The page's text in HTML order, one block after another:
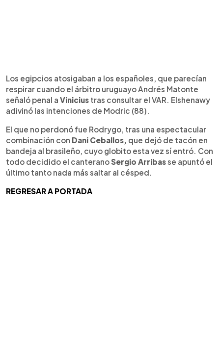
Los egipcios atosigaban a los españoles, que parecían
respirar cuando el árbitro uruguayo Andrés Matonte
señaló penal a Vinicius tras consultar el VAR. Elshenawy
adivinó las intenciones de Modric (88).
El que no perdonó fue Rodrygo, tras una espectacular
combinación con Dani Ceballos, que dejó de tacón en
bandeja al brasileño, cuyo globito esta vez sí entró. Con
todo decidido el canteranoSergio Arribasse apuntó el
último tanto nada más saltar al césped.
REGRESAR A PORTADA